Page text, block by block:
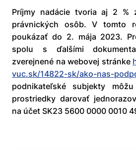
Príjmy nadácie tvoria aj 2 %
právnických osôb. V tomto
poukázať do 2. mája 2023.
spolu s ďalšími
zverejnené na webovej stránke
vuc.sk/14822-sk/ako-nas-
podnikateľské subjekty
prostriedky darovať
na účet SK23 5600 0000 0010